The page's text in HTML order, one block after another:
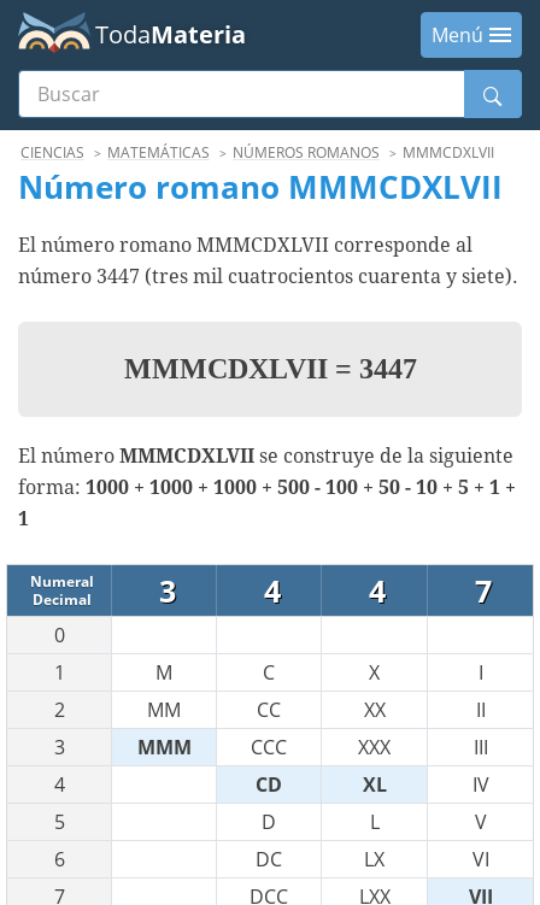
TodaMateria
Menú
Buscar
MenúCIENCIAS MATEMÁTICAS NÚMEROS ROMANOS MMMCDXLVII
Número romano MMMCDXLVII
El número romano MMMCDXLVII corresponde al
número 3447 (tres mil cuatrocientos cuarenta y siete).
MMMCDXLVII = 3447
El número MMMCDXLVII se construye de la siguiente
forma: 1000 + 1000 + 1000 + 500 - 100 + 50 - 10 + 5 + 1 +
1
Numeral
Decimal
3 4 4 7
0
1
M C X
I
2
MM CC XX
II
3
MMM CCC XXX
III
4
CD XL
IV
5
D L
V
6
DC LX
VI
7
DCC LXX
VII